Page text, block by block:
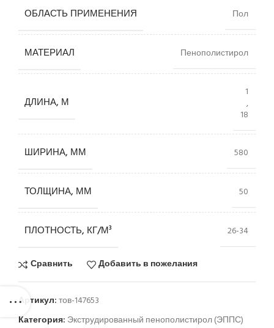
ОБЛАСТЬ ПРИМЕНЕНИЯ Пол
МАТЕРИАЛ Пенополистирол
ДЛИНА, М
1
,
18
ШИРИНА, ММ 580
ТОЛЩИНА, ММ 50
ПЛОТНОСТЬ, КГ/М³ 26-34
Сравнить Добавить в пожелания
Артикул:тов-147653
Категория: Экструдированный пенополистирол (ЭППС)